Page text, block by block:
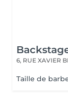
6, RUE XAVIER
Taille de